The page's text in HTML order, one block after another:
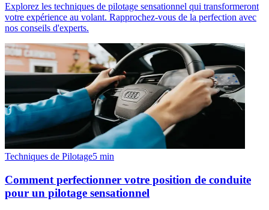
Explorez les techniques de pilotage sensationnel qui transformeront
votre expérience au volant. Rapprochez-vous de la perfection avec
nos conseils d'experts.
Techniques de Pilotage5 min
Comment perfectionner votre position de conduite
pour un pilotage sensationnel